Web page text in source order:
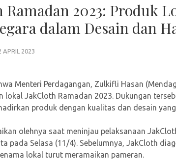
Ramadan 2023: Produk
dalam Desain dan
APRIL 2023
Menteri Perdagangan, Zulkifli Hasan
lokal JakCloth Ramadan 2023. Dukungan
produk dengan kualitas dan desain
olehnya saat meninjau pelaksanaan
pada Selasa (11/4). Sebelumnya, JakCloth
lokal turut meramaikan pameran.